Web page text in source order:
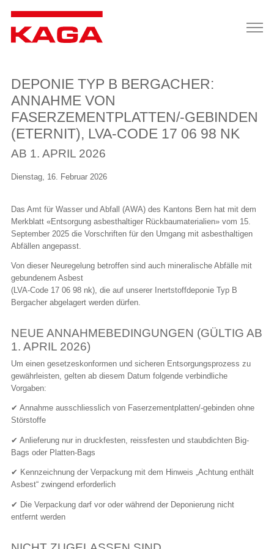
DEPONIE TYP B BERGACHER:
ANNAHME VON
FASERZEMENTPLATTEN/-GEBINDEN
(ETERNIT), LVA-CODE 17 06 98 NK
AB 1. APRIL 2026
Dienstag, 16. Februar 2026
Das Amt für Wasser und Abfall (AWA) des Kantons Bern hat mit dem
Merkblatt «Entsorgung asbesthaltiger Rückbaumaterialien» vom 15.
September 2025 die Vorschriften für den Umgang mit asbesthaltigen
Abfällen angepasst.
Von dieser Neuregelung betroffen sind auch mineralische Abfälle mit
gebundenem Asbest
(LVA-Code 17 06 98 nk), die auf unserer Inertstoffdeponie Typ B
Bergacher abgelagert werden dürfen.
NEUE ANNAHMEBEDINGUNGEN (GÜLTIG AB
1. APRIL 2026)
Um einen gesetzeskonformen und sicheren Entsorgungsprozess zu
gewährleisten, gelten ab diesem Datum folgende verbindliche
Vorgaben:
✔ Annahme ausschliesslich von Faserzementplatten/-gebinden ohne
Störstoffe
✔ Anlieferung nur in druckfesten, reissfesten und staubdichten Big-
Bags oder Platten-Bags
✔ Kennzeichnung der Verpackung mit dem Hinweis „Achtung enthält
Asbest“ zwingend erforderlich
✔ Die Verpackung darf vor oder während der Deponierung nicht
entfernt werden